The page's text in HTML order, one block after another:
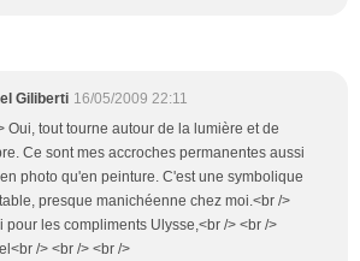
Giliberti 16/05/2009 22:11
Oui, tout tourne autour de la lumière et de
Ce sont mes accroches permanentes aussi
photo qu'en peinture. C'est une symbolique
presque manichéenne chez moi.<br />
pour les compliments Ulysse,<br /> <br />
/> <br /> <br />